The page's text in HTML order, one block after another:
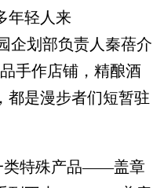
年轻人来
企划部负责人秦蓓介
手作店铺，精酿酒
都是漫步者们短暂驻
特殊产品——盖章